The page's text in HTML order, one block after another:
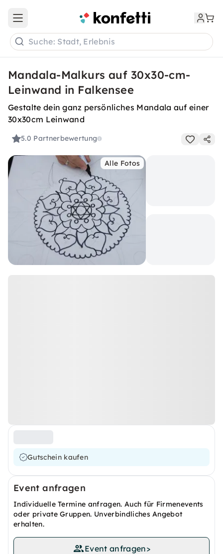
Open main menu
Suche: Stadt, Erlebnis
Mandala-Malkurs auf 30x30-cm-
Leinwand in Falkensee
Gestalte dein ganz persönliches Mandala auf einer
30x30cm Leinwand
5.0 Partnerbewertung
Alle Fotos
Gutschein kaufen
Event anfragen
Individuelle Termine anfragen. Auch für Firmenevents
oder private Gruppen. Unverbindliches Angebot
erhalten.
Event anfragen>